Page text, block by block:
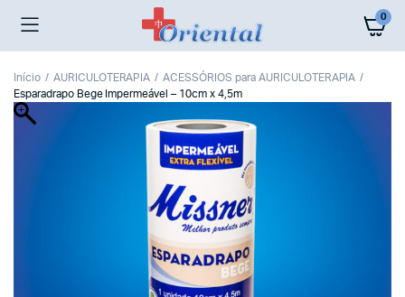
0
Início AURICULOTERAPIA
ACESSÓRIOS para AURICULOTERAPIA
Esparadrapo Bege Impermeável – 10cm x 4,5m